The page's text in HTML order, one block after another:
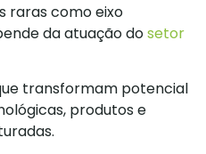
raras como eixo
da atuação dosetor
transformam potencial
produtos e